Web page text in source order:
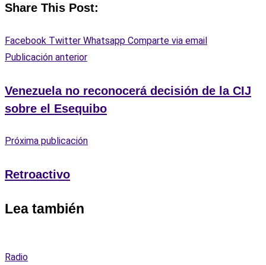
Share This Post:
Facebook Twitter Whatsapp Comparte via email
Publicación anterior
Venezuela no reconocerá decisión de la CIJ
sobre el Esequibo
Próxima publicación
Retroactivo
Lea también
Radio